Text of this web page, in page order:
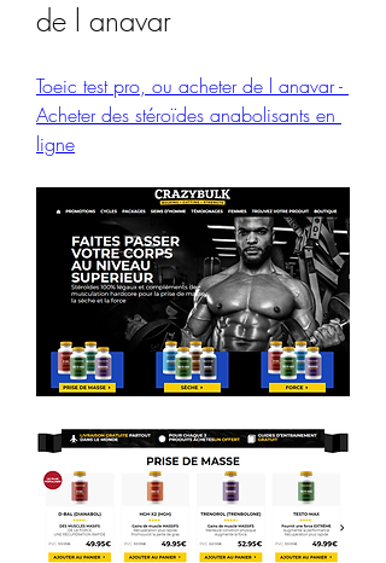
de l anavar
Toeic test pro, ou acheter de l anavar -
Acheter des stéroïdes anabolisants en
ligne